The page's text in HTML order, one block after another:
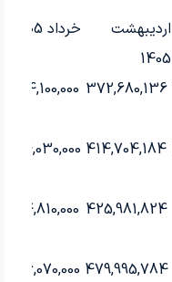
اردیبهشت
1405
خرداد 1405
372,680,136
354,100,000
414,704,184
394,030,000
425,981,824
404,810,000
479,995,784
456,070,000